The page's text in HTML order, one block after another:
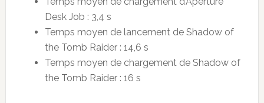
Desk Job : 3,4 s
Temps moyen de lancement de Shadow of
the Tomb Raider : 14,6 s
Temps moyen de chargement de Shadow of
the Tomb Raider : 16 s